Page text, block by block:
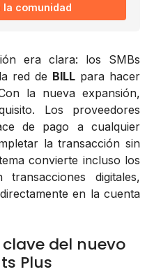
la comunidad
era clara: los SMBs
red de BILL para hacer
la nueva expansión,
Los proveedores
de pago a cualquier
la transacción sin
convierte incluso los
transacciones digitales,
en la cuenta
del nuevo
Plus